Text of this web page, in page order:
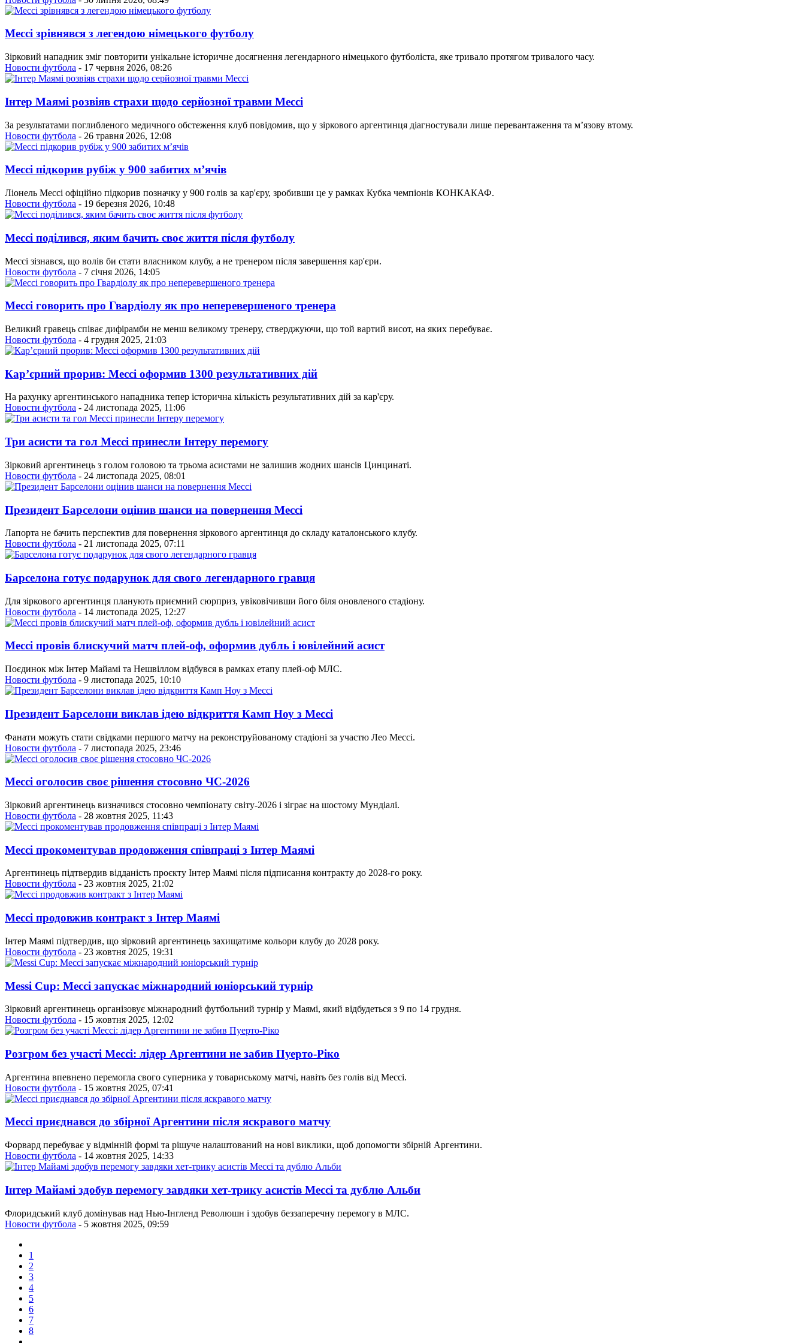
Мессі зрівнявся з легендою німецького футболу
Зірковий нападник зміг повторити унікальне історичне досягнення легендарного німецького футболіста, яке тривало протягом тривалого часу.
Новости футбола - 17 червня 2026, 08:26
Інтер Маямі розвіяв страхи щодо серйозної травми Мессі
За результатами поглибленого медичного обстеження клуб повідомив, що у зіркового аргентинця діагностували лише перевантаження та м’язову втому.
Новости футбола - 26 травня 2026, 12:08
Мессі підкорив рубіж у 900 забитих м’ячів
Ліонель Мессі офіційно підкорив позначку у 900 голів за кар'єру, зробивши це у рамках Кубка чемпіонів КОНКАКАФ.
Новости футбола - 19 березня 2026, 10:48
Мессі поділився, яким бачить своє життя після футболу
Мессі зізнався, що волів би стати власником клубу, а не тренером після завершення кар'єри.
Новости футбола - 7 січня 2026, 14:05
Мессі говорить про Гвардіолу як про неперевершеного тренера
Великий гравець співає дифірамби не менш великому тренеру, стверджуючи, що той вартий висот, на яких перебуває.
Новости футбола - 4 грудня 2025, 21:03
Кар’єрний прорив: Мессі оформив 1300 результативних дій
На рахунку аргентинського нападника тепер історична кількість результативних дій за кар'єру.
Новости футбола - 24 листопада 2025, 11:06
Три асисти та гол Мессі принесли Інтеру перемогу
Зірковий аргентинець з голом головою та трьома асистами не залишив жодних шансів Цинцинаті.
Новости футбола - 24 листопада 2025, 08:01
Президент Барселони оцінив шанси на повернення Мессі
Лапорта не бачить перспектив для повернення зіркового аргентинця до складу каталонського клубу.
Новости футбола - 21 листопада 2025, 07:11
Барселона готує подарунок для свого легендарного гравця
Для зіркового аргентинця планують приємний сюрприз, увіковічивши його біля оновленого стадіону.
Новости футбола - 14 листопада 2025, 12:27
Мессі провів блискучий матч плей-оф, оформив дубль і ювілейний асист
Поєдинок між Інтер Майамі та Нешвіллом відбувся в рамках етапу плей-оф МЛС.
Новости футбола - 9 листопада 2025, 10:10
Президент Барселони виклав ідею відкриття Камп Ноу з Мессі
Фанати можуть стати свідками першого матчу на реконструйованому стадіоні за участю Лео Мессі.
Новости футбола - 7 листопада 2025, 23:46
Мессі оголосив своє рішення стосовно ЧС-2026
Зірковий аргентинець визначився стосовно чемпіонату світу-2026 і зіграє на шостому Мундіалі.
Новости футбола - 28 жовтня 2025, 11:43
Мессі прокоментував продовження співпраці з Інтер Маямі
Аргентинець підтвердив відданість проєкту Інтер Маямі після підписання контракту до 2028-го року.
Новости футбола - 23 жовтня 2025, 21:02
Мессі продовжив контракт з Інтер Маямі
Інтер Маямі підтвердив, що зірковий аргентинець захищатиме кольори клубу до 2028 року.
Новости футбола - 23 жовтня 2025, 19:31
Messi Cup: Мессі запускає міжнародний юніорський турнір
Зірковий аргентинець організовує міжнародний футбольний турнір у Маямі, який відбудеться з 9 по 14 грудня.
Новости футбола - 15 жовтня 2025, 12:02
Розгром без участі Мессі: лідер Аргентини не забив Пуерто-Ріко
Аргентина впевнено перемогла свого суперника у товариському матчі, навіть без голів від Мессі.
Новости футбола - 15 жовтня 2025, 07:41
Мессі приєднався до збірної Аргентини після яскравого матчу
Форвард перебуває у відмінній формі та рішуче налаштований на нові виклики, щоб допомогти збірній Аргентини.
Новости футбола - 14 жовтня 2025, 14:33
Інтер Майамі здобув перемогу завдяки хет-трику асистів Мессі та дублю Альби
Флоридський клуб домінував над Нью-Інгленд Революшн і здобув беззаперечну перемогу в МЛС.
Новости футбола - 5 жовтня 2025, 09:59
1
2
3
4
5
6
7
8